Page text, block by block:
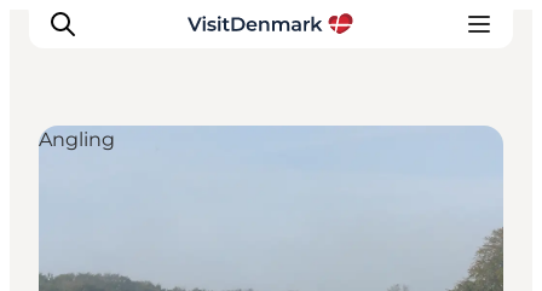
Cosa fare
Angling